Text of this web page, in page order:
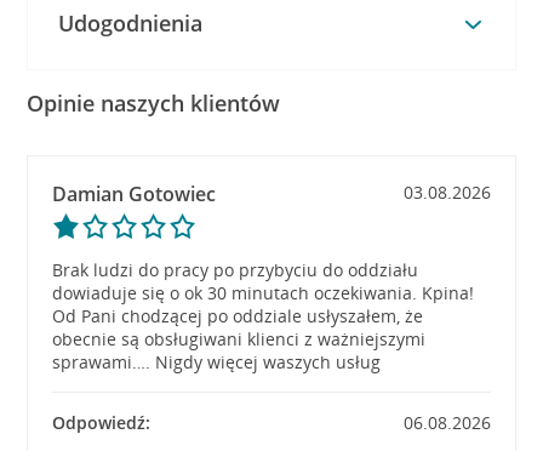
Udogodnienia
Opinie naszych klientów
Damian Gotowiec 03.08.2026
Brak ludzi do pracy po przybyciu do oddziału
dowiaduje się o ok 30 minutach oczekiwania. Kpina!
Od Pani chodzącej po oddziale usłyszałem, że
obecnie są obsługiwani klienci z ważniejszymi
sprawami…. Nigdy więcej waszych usług
Odpowiedź:
06.08.2026